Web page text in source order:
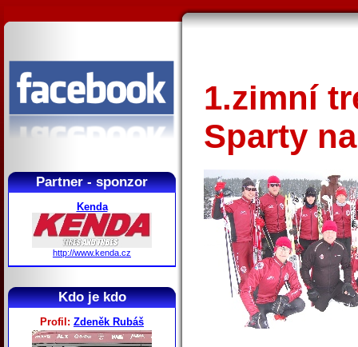
Partner - sponzor
Kenda
http://www.kenda.cz
Kdo je kdo
Profil: Zdeněk Rubáš
1.zimní
Sparty